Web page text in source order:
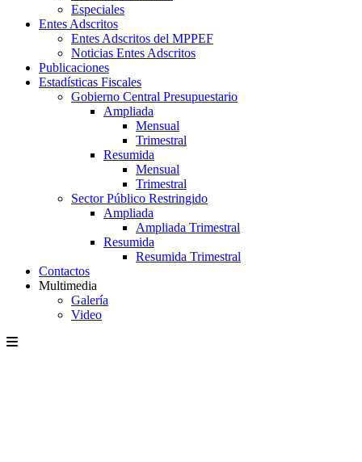
Especiales
Entes Adscritos
Entes Adscritos del MPPEF
Noticias Entes Adscritos
Publicaciones
Estadísticas Fiscales
Gobierno Central Presupuestario
Ampliada
Mensual
Trimestral
Resumida
Mensual
Trimestral
Sector Público Restringido
Ampliada
Ampliada Trimestral
Resumida
Resumida Trimestral
Contactos
Multimedia
Galería
Video